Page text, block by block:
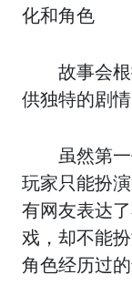
化和角色
故事会
供独特的剧
虽然第
玩家只能扮
有网友表达
戏，却不能
角色经历过